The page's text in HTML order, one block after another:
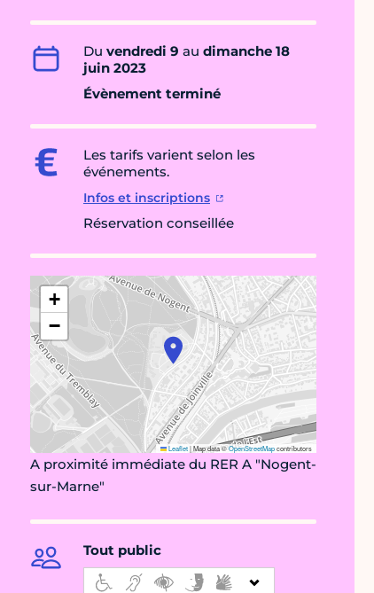
Du vendredi 9 au dimanche 18
juin 2023
Évènement terminé
Les tarifs varient selon les
événements.
Infos et inscriptions
Réservation conseillée
+
−
Leaflet|Map data ©OpenStreetMapcontributors
A proximité immédiate du RER A "Nogent-
sur-Marne"
Tout public